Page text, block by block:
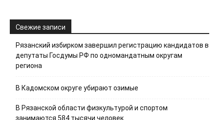
Свежие записи
Рязанский избирком завершил регистрацию кандидатов в
депутаты Госдумы РФ по одномандатным округам
региона
В Кадомском округе убирают озимые
В Рязанской области физкультурой и спортом
занимаются 584 тысячи человек